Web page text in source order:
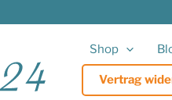
Shop
Vertrag